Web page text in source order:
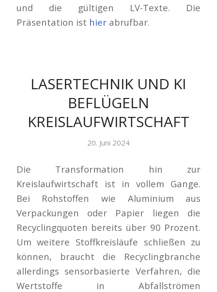
und die gültigen LV-Texte. Die
Präsentation ist hierabrufbar.
LASERTECHNIK UND KI
BEFLÜGELN
KREISLAUFWIRTSCHAFT
20. Juni 2024
Die Transformation hin zur
Kreislaufwirtschaft ist in vollem Gange.
Bei Rohstoffen wie Aluminium aus
Verpackungen oder Papier liegen die
Recyclingquoten bereits über 90 Prozent.
Um weitere Stoffkreisläufe schließen zu
können, braucht die Recyclingbranche
allerdings sensorbasierte Verfahren, die
Wertstoffe in Abfallströmen